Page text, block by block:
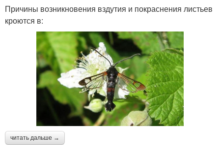
Причины возникновения вздутия и покраснения листьев
кроются в:
читать дальше →